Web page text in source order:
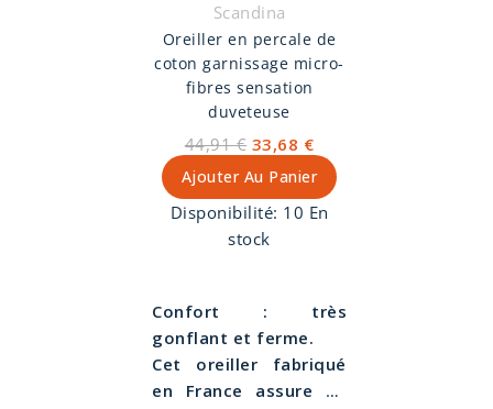
entre souple, ferme ou
extra-ferme. Découvrez
lits sur-
que vous nous
neuves et stérilisées à
minimum 120° pour
prévenir tout risque
Scandina
Oreiller en percale de
coton garnissage micro-
fibres sensation
duveteuse
44,91 € 33,68 €
Ajouter Au Panier
Disponibilité: 10 En
stock
Confort : très
gonflant et ferme.
Cet oreiller fabriqué
en France assure un